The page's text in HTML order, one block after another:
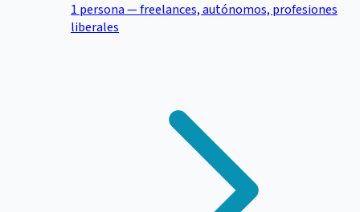
1 persona — freelances, autónomos, profesiones
liberales